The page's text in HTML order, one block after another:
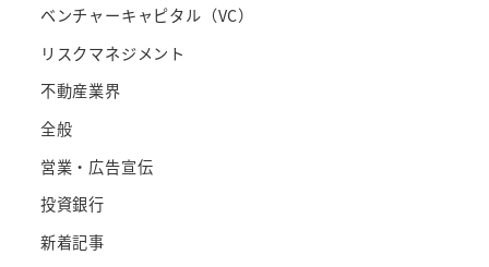
ベンチャーキャピタル（VC）
リスクマネジメント
不動産業界
全般
営業・広告宣伝
投資銀行
新着記事